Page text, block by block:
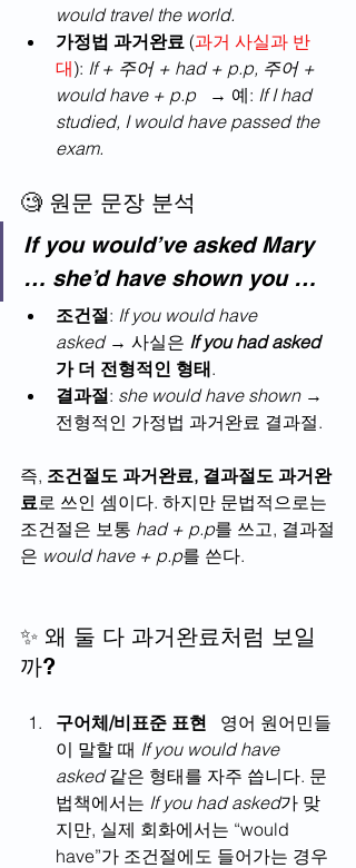
would travel the world.
가정법 과거완료 (과거 사실과 반
대): If + 주어 + had + p.p, 주어 +
would have + p.p → 예: If I had
studied, I would have passed the
exam.
🧐 원문 문장 분석
If you would’ve asked Mary
… she’d have shown you …
조건절: If you would have
asked → 사실은 If you had asked
가 더 전형적인 형태.
결과절: she would have shown →
전형적인 가정법 과거완료 결과절.
즉, 조건절도 과거완료, 결과절도 과거완
료로 쓰인 셈이다. 하지만 문법적으로는
조건절은 보통 had + p.p를 쓰고, 결과절
은 would have + p.p를 쓴다.
✨ 왜 둘 다 과거완료처럼 보일
까?
구어체/비표준 표현 영어 원어민들
이 말할 때 If you would have
asked 같은 형태를 자주 씁니다. 문
법책에서는 If you had asked가 맞
지만, 실제 회화에서는 “would
have”가 조건절에도 들어가는 경우